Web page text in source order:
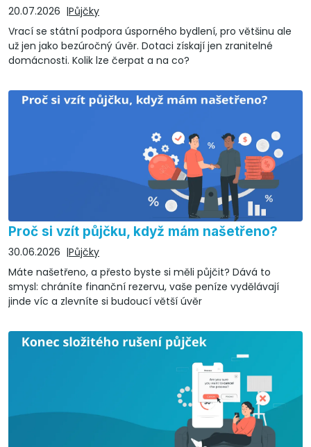
20.07.2026
Půjčky
Vrací se státní podpora úsporného bydlení, pro většinu ale
už jen jako bezúročný úvěr. Dotaci získají jen zranitelné
domácnosti. Kolik lze čerpat a na co?
Proč si vzít půjčku, když mám našetřeno?
30.06.2026
Půjčky
Máte našetřeno, a přesto byste si měli půjčit? Dává to
smysl: chráníte finanční rezervu, vaše peníze vydělávají
jinde víc a zlevníte si budoucí větší úvěr